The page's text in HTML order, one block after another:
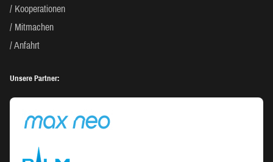
Kooperationen
Mitmachen
Anfahrt
Unsere Partner: